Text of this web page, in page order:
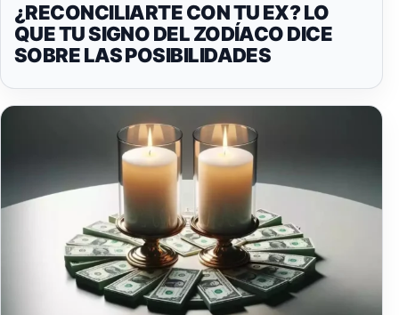
¿RECONCILIARTE CON TU EX? LO
QUE TU SIGNO DEL ZODÍACO DICE
SOBRE LAS POSIBILIDADES